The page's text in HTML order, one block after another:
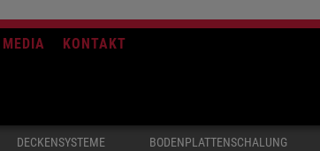
MEDIA KONTAKT
DECKENSYSTEME BODENPLATTENSCHALUNG